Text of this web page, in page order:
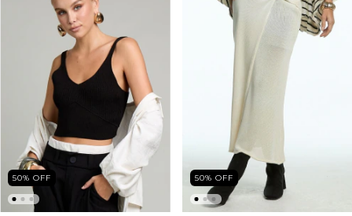
50% OFF 50% OFF